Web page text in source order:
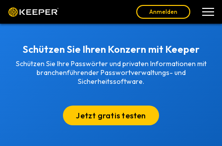
Anmelden
Schützen Sie Ihren Konzern mit Keeper
Schützen Sie Ihre Passwörter und privaten Informationen mit
branchenführender Passwortverwaltungs- und
Sicherheitssoftware.
Jetzt gratis testen